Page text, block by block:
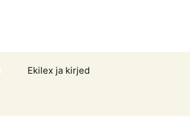
Ekilex ja kirjed